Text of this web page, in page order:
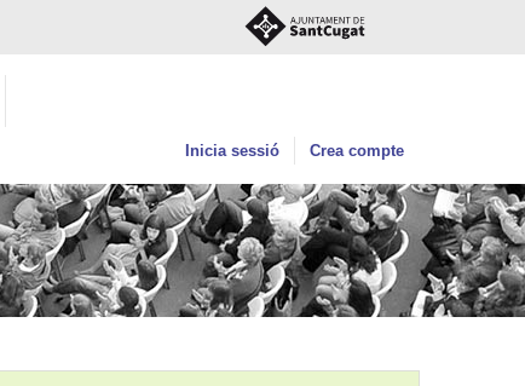
Inicia sessió Crea compte